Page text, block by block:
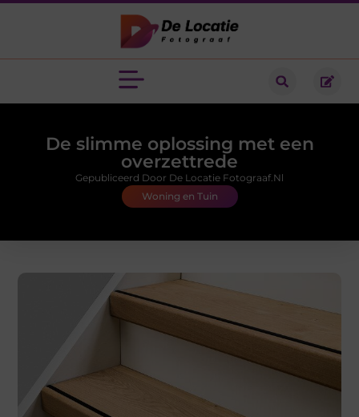
De slimme oplossing met een
overzettrede
Woning en Tuin
Gepubliceerd Door De Locatie Fotograaf.nl